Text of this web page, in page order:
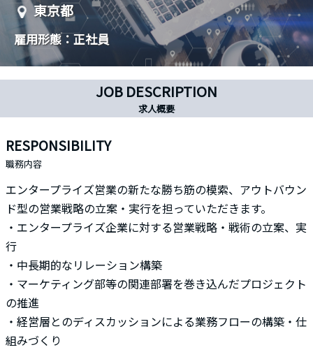
東京都
雇用形態：正社員
JOB DESCRIPTION
求人概要
RESPONSIBILITY
職務内容
エンタープライズ営業の新たな勝ち筋の模索、アウトバウン
ド型の営業戦略の立案・実行を担っていただきます。
・エンタープライズ企業に対する営業戦略・戦術の立案、実
行
・中長期的なリレーション構築
・マーケティング部等の関連部署を巻き込んだプロジェクト
の推進
・経営層とのディスカッションによる業務フローの構築・仕
組みづくり